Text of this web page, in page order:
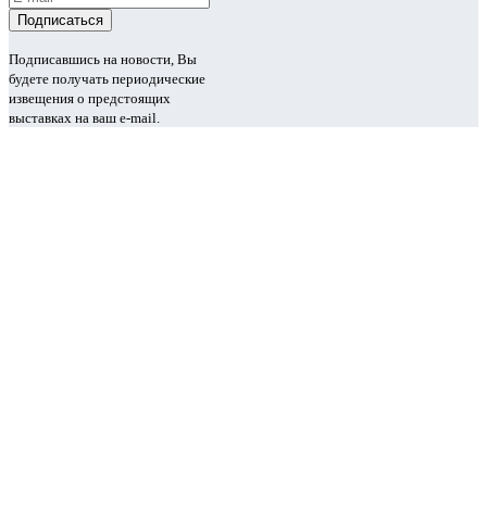
Подписавшись на новости, Вы
будете получать периодические
извещения о предстоящих
выставках на ваш e-mail.